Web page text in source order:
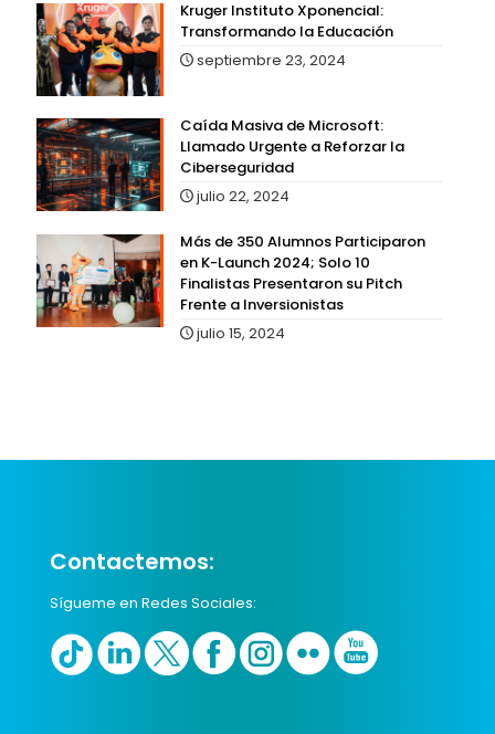
Kruger Instituto Xponencial:
Transformando la Educación
septiembre 23, 2024
Caída Masiva de Microsoft:
Llamado Urgente a Reforzar la
Ciberseguridad
julio 22, 2024
Más de 350 Alumnos Participaron
en K-Launch 2024; Solo 10
Finalistas Presentaron su Pitch
Frente a Inversionistas
julio 15, 2024
Contactemos:
Sígueme en Redes Sociales: